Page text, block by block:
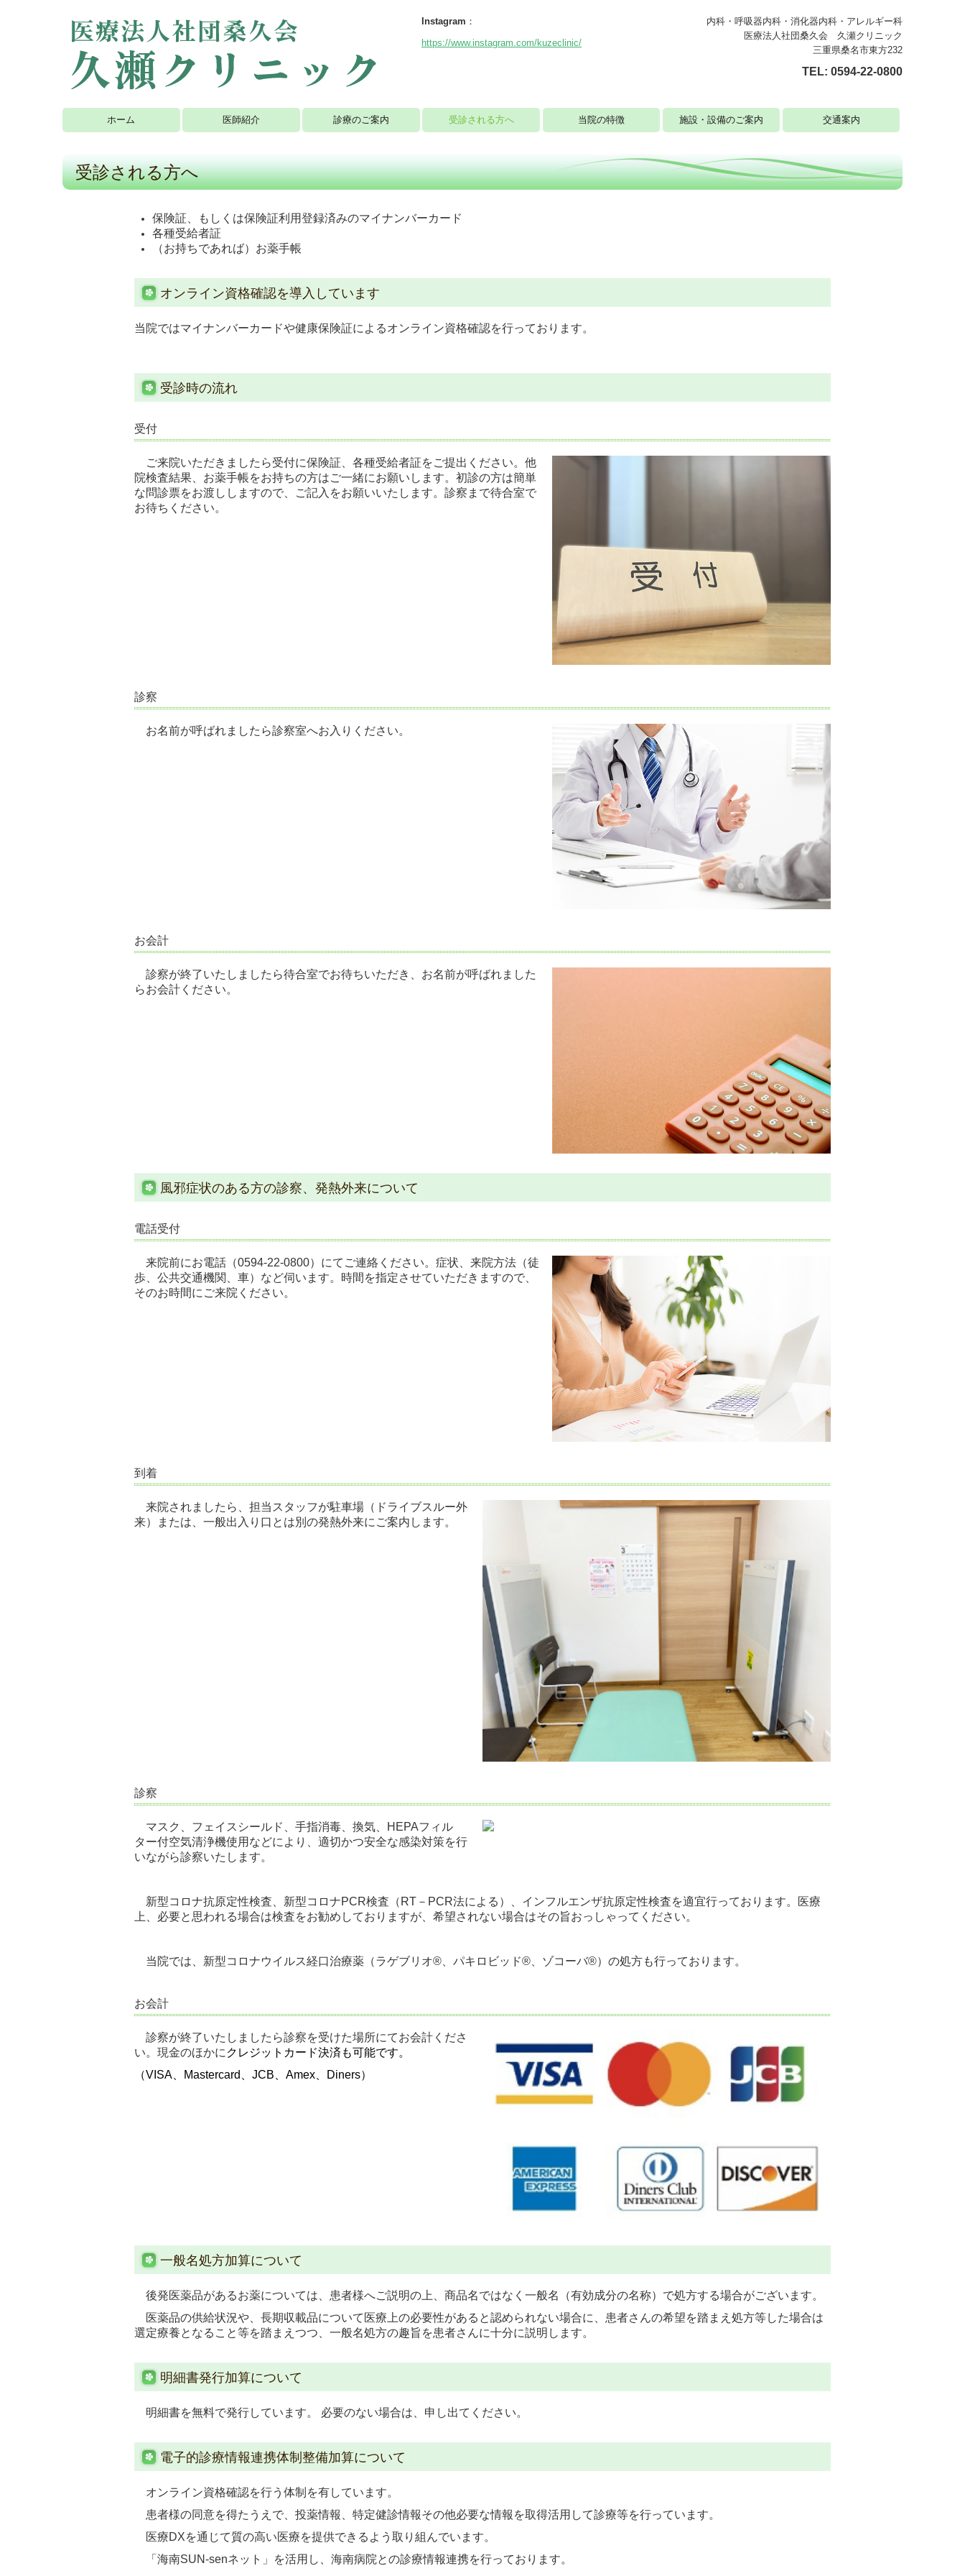
Instagram ：
https://www.instagram.com/kuzeclinic/
内科・呼吸器内科・消化器内科・アレルギー科
医療法人社団桑久会 久瀬クリニック
三重県桑名市東方232
TEL: 0594-22-0800
ホーム 医師紹介 診療のご案内 受診される方へ 当院の特徴 施設・設備のご案内 交通案内
受診される方へ
保険証、もしくは保険証利用登録済みのマイナンバーカード
各種受給者証
（お持ちであれば）お薬手帳
オンライン資格確認を導入しています
当院ではマイナンバーカードや健康保険証によるオンライン資格確認を行っております。
受診時の流れ
受付
ご来院いただきましたら受付に保険証、各種受給者証をご提出ください。他
院検査結果、お薬手帳をお持ちの方はご一緒にお願いします。初診の方は簡単
な問診票をお渡ししますので、ご記入をお願いいたします。診察まで待合室で
お待ちください。
診察
お名前が呼ばれましたら診察室へお入りください。
お会計
診察が終了いたしましたら待合室でお待ちいただき、お名前が呼ばれました
らお会計ください。
風邪症状のある方の診察、発熱外来について
電話受付
来院前にお電話（0594-22-0800）にてご連絡ください。症状、来院方法（徒
歩、公共交通機関、車）など伺います。時間を指定させていただきますので、
そのお時間にご来院ください。
到着
来院されましたら、担当スタッフが駐車場（ドライブスルー外
来）または、一般出入り口とは別の発熱外来にご案内します。
診察
マスク、フェイスシールド、手指消毒、換気、HEPAフィル
ター付空気清浄機使用などにより、適切かつ安全な感染対策を行
いながら診察いたします。
新型コロナ抗原定性検査、新型コロナPCR検査（RT－PCR法による）、インフルエンザ抗原定性検査を適宜行っております。医療
上、必要と思われる場合は検査をお勧めしておりますが、希望されない場合はその旨おっしゃってください。
当院では、新型コロナウイルス経口治療薬（ラゲブリオ®、パキロビッド®、ゾコーバ®）の処方も行っております。
お会計
診察が終了いたしましたら診察を受けた場所にてお会計くださ
い。現金のほかにクレジットカード決済も可能です。
（VISA、Mastercard、JCB、Amex、Diners）
一般名処方加算について
後発医薬品があるお薬については、患者様へご説明の上、商品名ではなく一般名（有効成分の名称）で処方する場合がございます。
医薬品の供給状況や、長期収載品について医療上の必要性があると認められない場合に、 患者さんの希望を踏まえ処方等した場合は
選定療養となること等を踏まえつつ、一般名処方の趣旨を患者さんに十分に説明します。
明細書発行加算について
明細書を無料で発行しています。 必要のない場合は、申し出てください。
電子的診療情報連携体制整備加算について
オンライン資格確認を行う体制を有しています。
患者様の同意を得たうえで、投薬情報、特定健診情報その他必要な情報を取得活用して診療等を行っています。
医療DXを通じて質の高い医療を提供できるよう取り組んでいます。
「海南SUN-senネット」を活用し、海南病院との診療情報連携を行っております。